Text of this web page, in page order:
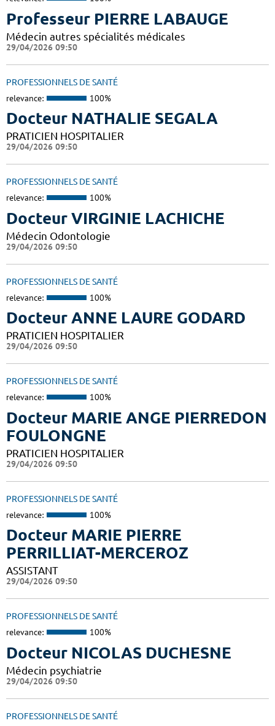
Professeur PIERRE LABAUGE
Médecin autres spécialités médicales
29/04/2026 09:50
PROFESSIONNELS DE SANTÉ
relevance: 100%
Docteur NATHALIE SEGALA
PRATICIEN HOSPITALIER
29/04/2026 09:50
PROFESSIONNELS DE SANTÉ
relevance: 100%
Docteur VIRGINIE LACHICHE
Médecin Odontologie
29/04/2026 09:50
PROFESSIONNELS DE SANTÉ
relevance: 100%
Docteur ANNE LAURE GODARD
PRATICIEN HOSPITALIER
29/04/2026 09:50
PROFESSIONNELS DE SANTÉ
relevance: 100%
Docteur MARIE ANGE PIERREDON
FOULONGNE
PRATICIEN HOSPITALIER
29/04/2026 09:50
PROFESSIONNELS DE SANTÉ
relevance: 100%
Docteur MARIE PIERRE
PERRILLIAT-MERCEROZ
ASSISTANT
29/04/2026 09:50
PROFESSIONNELS DE SANTÉ
relevance: 100%
Docteur NICOLAS DUCHESNE
Médecin psychiatrie
29/04/2026 09:50
PROFESSIONNELS DE SANTÉ